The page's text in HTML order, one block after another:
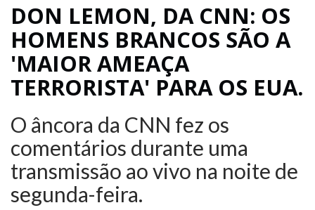
COMPANHEIRO
COM
UM
ESTRONDO
DON LEMON, DA CNN: OS
HOMENS BRANCOS SÃO A
'MAIOR AMEAÇA
TERRORISTA' PARA OS EUA.
O âncora da CNN fez os
comentários durante uma
transmissão ao vivo na noite de
segunda-feira.